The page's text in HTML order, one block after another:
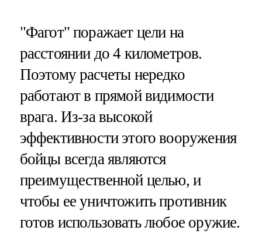
"Фагот" поражает цели на
расстоянии до 4 километров.
Поэтому расчеты нередко
работают в прямой видимости
врага. Из-за высокой
эффективности этого вооружения
бойцы всегда являются
преимущественной целью, и
чтобы ее уничтожить противник
готов использовать любое оружие.